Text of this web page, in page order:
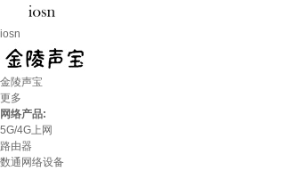
iosn
金陵声宝
更多
网络产品:
5G/4G上网
路由器
数通网络设备